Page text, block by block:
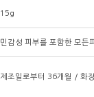
15g
민감성 피부를 포함한 모든
제조일로부터 36개월 / 화